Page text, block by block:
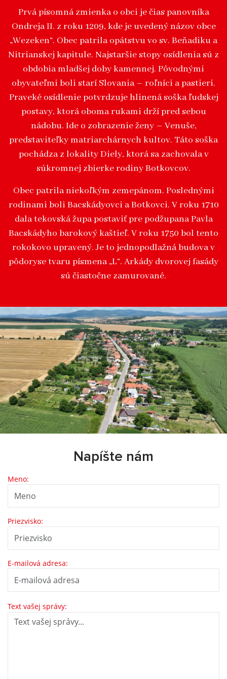
Prvá písomná zmienka o obci je čias panovníka
Ondreja II. z roku 1209, kde je uvedený názov obce
„Wezeken“. Obec patrila opátstvu vo sv. Beňadiku a
Nitrianskej kapitule. Najstaršie stopy osídlenia sú z
obdobia mladšej doby kamennej. Pôvodnými
obyvateľmi boli starí Slovania – roľníci a pastieri.
Praveké osídlenie potvrdzuje hlinená soška ľudskej
postavy, ktorá oboma rukami drží pred sebou
nádobu. Ide o zobrazenie ženy – Venuše,
predstaviteľky matriarchárnych kultov. Táto soška
pochádza z lokality Diely, ktorá sa zachovala v
súkromnej zbierke rodiny Botkovcov.
Obec patrila niekoľkým zemepánom. Poslednými
rodinami boli Bacskádyovci a Botkovci. V roku 1710
dala tekovská župa postaviť pre podžupana Pavla
Bacskádyho barokový kaštieľ. V roku 1750 bol tento
rokokovo upravený. Je to jednopodlažná budova v
pôdoryse tvaru písmena „L“. Arkády dvorovej fasády
sú čiastočne zamurované.
Napíšte nám
Meno:
Priezvisko:
E-mailová adresa:
Text vašej správy: